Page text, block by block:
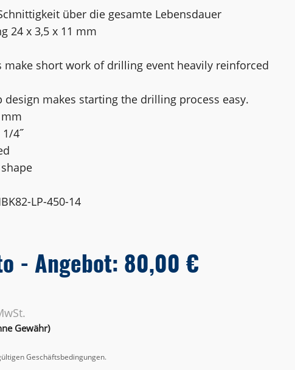
über die gesamte Lebensdauer
24 x 3,5 x 11 mm
make short work of drilling event heavily reinforced
design makes starting the drilling process easy.
4˝
LP-450-14
- Angebot: 80,00 €
Gewähr)
Geschäftsbedingungen.